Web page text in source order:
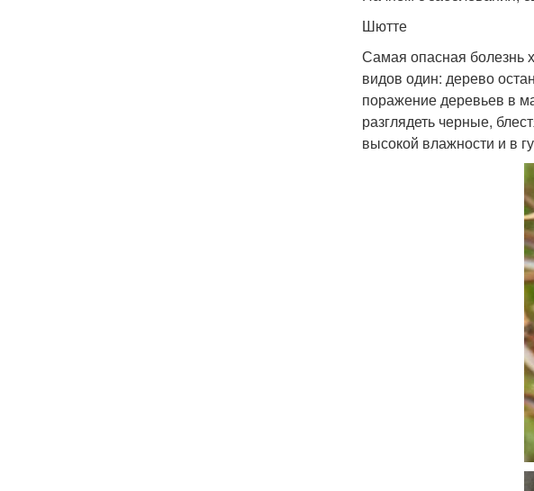
Шютте
Самая опасная болезнь
видов один: дерево
поражение деревьев в
разглядеть черные,
высокой влажности и в